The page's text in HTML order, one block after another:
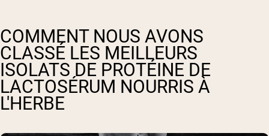
COMMENT NOUS AVONS
CLASSÉ LES MEILLEURS
ISOLATS DE PROTÉINE DE
LACTOSÉRUM NOURRIS À
L'HERBE